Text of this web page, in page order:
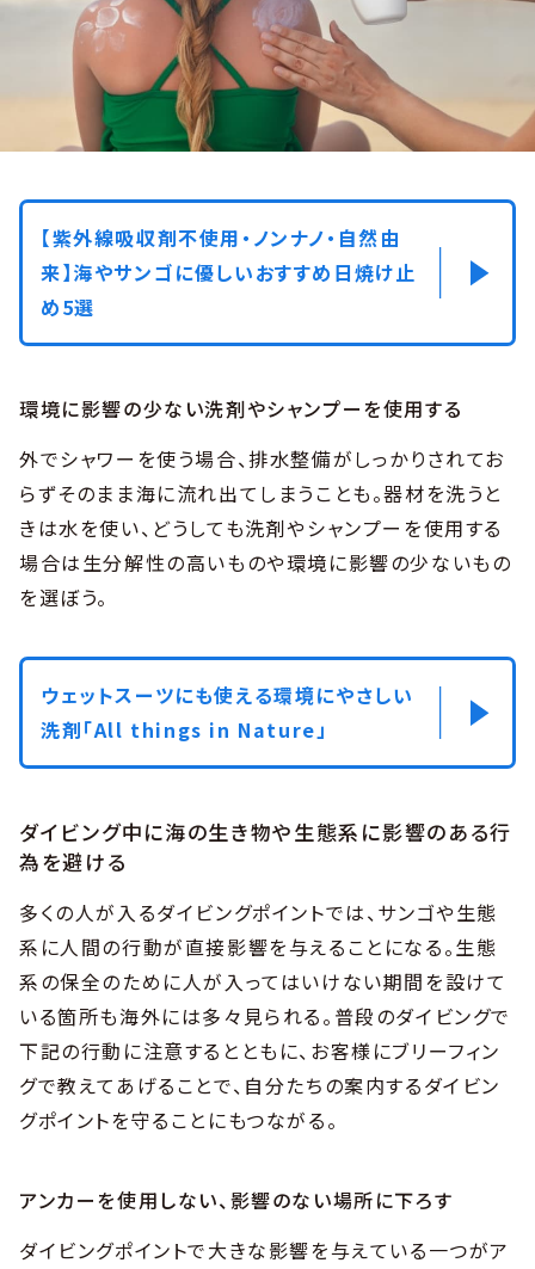
【紫外線吸収剤不使用・ノンナノ・自然由
来】海やサンゴに優しいおすすめ日焼け止
め5選
環境に影響の少ない洗剤やシャンプーを使用する
外でシャワーを使う場合、排水整備がしっかりされてお
らずそのまま海に流れ出てしまうことも。器材を洗うと
きは水を使い、どうしても洗剤やシャンプーを使用する
場合は生分解性の高いものや環境に影響の少ないもの
を選ぼう。
ウェットスーツにも使える環境にやさしい
洗剤「All things in Nature」
ダイビング中に海の生き物や生態系に影響のある行
為を避ける
多くの人が入るダイビングポイントでは、サンゴや生態
系に人間の行動が直接影響を与えることになる。生態
系の保全のために人が入ってはいけない期間を設けて
いる箇所も海外には多々見られる。普段のダイビングで
下記の行動に注意するとともに、お客様にブリーフィン
グで教えてあげることで、自分たちの案内するダイビン
グポイントを守ることにもつながる。
アンカーを使用しない、影響のない場所に下ろす
ダイビングポイントで大きな影響を与えている一つがア